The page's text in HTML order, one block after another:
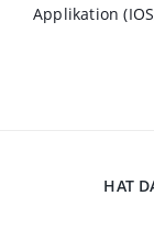
Applikation
HAT